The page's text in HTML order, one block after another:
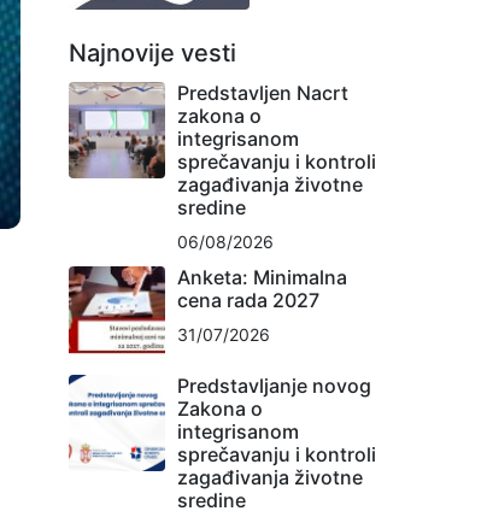
Najnovije vesti
Predstavljen Nacrt
zakona o
integrisanom
sprečavanju i kontroli
zagađivanja životne
sredine
06/08/2026
Anketa: Minimalna
cena rada 2027
31/07/2026
Predstavljanje novog
Zakona o
integrisanom
sprečavanju i kontroli
zagađivanja životne
sredine